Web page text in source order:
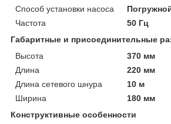
Способ установки насоса
Частота
50 Гц
Габаритные и присоединительные
Высота
370 мм
Длина
220 мм
Длина сетевого шнура
10 м
Ширина
180 мм
Конструктивные особенности